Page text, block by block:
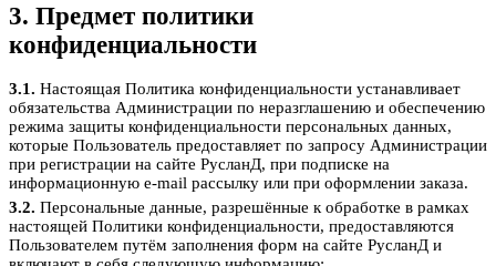
3. Предмет политики
конфиденциальности
3.1. Настоящая Политика конфиденциальности устанавливает
обязательства Администрации по неразглашению и обеспечению
режима защиты конфиденциальности персональных данных,
которые Пользователь предоставляет по запросу Администрации
при регистрации на сайте РусланД, при подписке на
информационную e-mail рассылку или при оформлении заказа.
3.2. Персональные данные, разрешённые к обработке в рамках
настоящей Политики конфиденциальности, предоставляются
Пользователем путём заполнения форм на сайте РусланД и